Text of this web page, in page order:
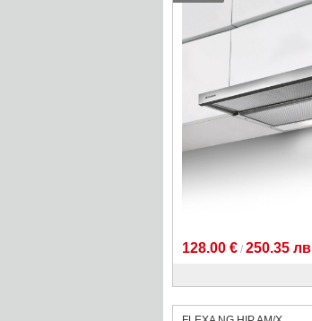
128.00 € / 250.35 лв